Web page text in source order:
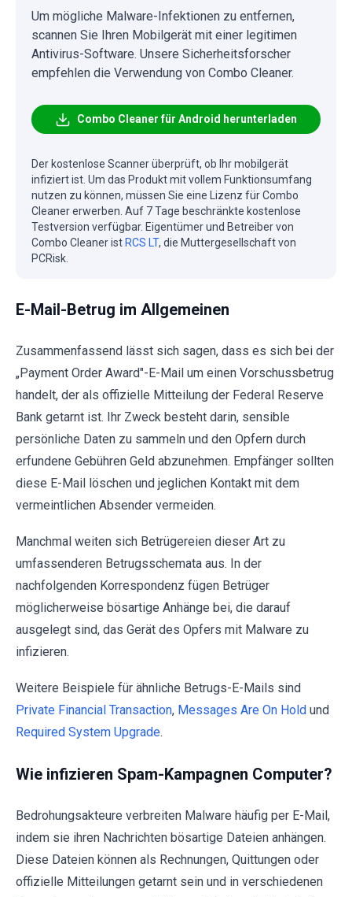
Um mögliche Malware-Infektionen zu entfernen,
scannen Sie Ihren Mobilgerät mit einer legitimen
Antivirus-Software. Unsere Sicherheitsforscher
empfehlen die Verwendung von Combo Cleaner.
Combo Cleaner für Android herunterladen
Der kostenlose Scanner überprüft, ob Ihr mobilgerät
infiziert ist. Um das Produkt mit vollem Funktionsumfang
nutzen zu können, müssen Sie eine Lizenz für Combo
Cleaner erwerben. Auf 7 Tage beschränkte kostenlose
Testversion verfügbar. Eigentümer und Betreiber von
Combo Cleaner ist RCS LT, die Muttergesellschaft von
PCRisk.
E-Mail-Betrug im Allgemeinen
Zusammenfassend lässt sich sagen, dass es sich bei der
„Payment Order Award"-E-Mail um einen Vorschussbetrug
handelt, der als offizielle Mitteilung der Federal Reserve
Bank getarnt ist. Ihr Zweck besteht darin, sensible
persönliche Daten zu sammeln und den Opfern durch
erfundene Gebühren Geld abzunehmen. Empfänger sollten
diese E-Mail löschen und jeglichen Kontakt mit dem
vermeintlichen Absender vermeiden.
Manchmal weiten sich Betrügereien dieser Art zu
umfassenderen Betrugsschemata aus. In der
nachfolgenden Korrespondenz fügen Betrüger
möglicherweise bösartige Anhänge bei, die darauf
ausgelegt sind, das Gerät des Opfers mit Malware zu
infizieren.
Weitere Beispiele für ähnliche Betrugs-E-Mails sind
Private Financial Transaction, Messages Are On Hold und
Required System Upgrade.
Wie infizieren Spam-Kampagnen Computer?
Bedrohungsakteure verbreiten Malware häufig per E-Mail,
indem sie ihren Nachrichten bösartige Dateien anhängen.
Diese Dateien können als Rechnungen, Quittungen oder
offizielle Mitteilungen getarnt sein und in verschiedenen